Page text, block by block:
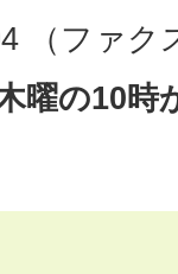
（ファク
曜の10時